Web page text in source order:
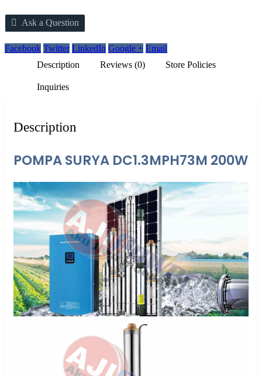
Ask a Question
Facebook Twitter LinkedIn Google + Email
Description
Reviews (0) Store Policies
Inquiries
Description
POMPA SURYA DC1.3MPH73M 200W